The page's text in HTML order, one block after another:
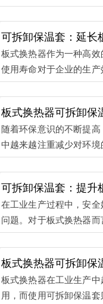
来说，使用可拆卸保温
生产效率，为企业创造更
板式换热器作为一种高
使用寿命对于企业的生
关重要。使用可拆卸保
热器寿命的有效方法
势。...
随着环保意识的不断提
中越来越注重减少对环
热器上使用可拆卸保温
的选择，具有多方面的环
在工业生产过程中，安
问题。对于板式换热器
温套不仅可以提高其热
度上提升设备的运行安全
...
板式换热器在工业生产
用，而使用可拆卸保温